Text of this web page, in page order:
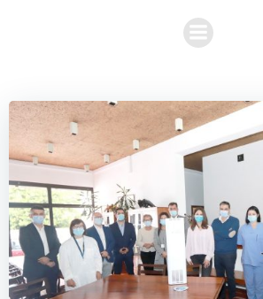
to
content